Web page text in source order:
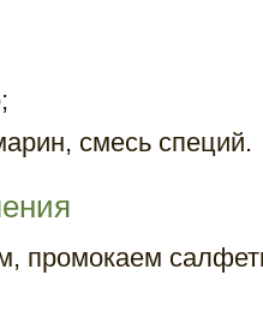
смесь специй.
промокаем